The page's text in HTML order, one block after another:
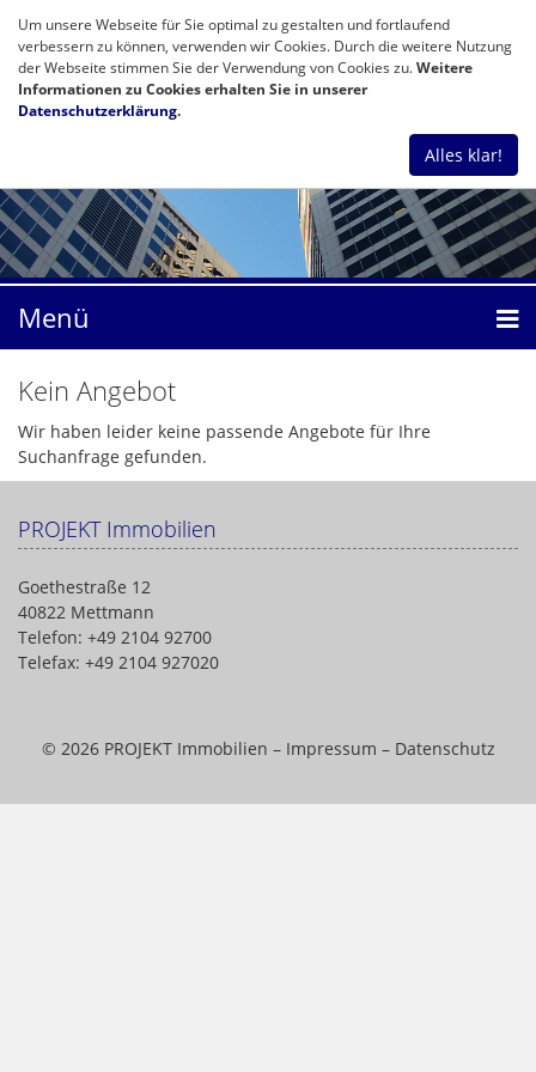
Menü
Kein Angebot
Wir haben leider keine passende Angebote für Ihre
Suchanfrage gefunden.
PROJEKT Immobilien
Goethestraße 12
40822 Mettmann
Telefon: +49 2104 92700
Telefax: +49 2104 927020
© 2026 PROJEKT Immobilien – Impressum – Datenschutz
Um unsere Webseite für Sie optimal zu gestalten und fortlaufend
verbessern zu können, verwenden wir Cookies. Durch die weitere Nutzung
der Webseite stimmen Sie der Verwendung von Cookies zu.Weitere
Informationen zu Cookies erhalten Sie in unserer
Datenschutzerklärung.
Alles klar!